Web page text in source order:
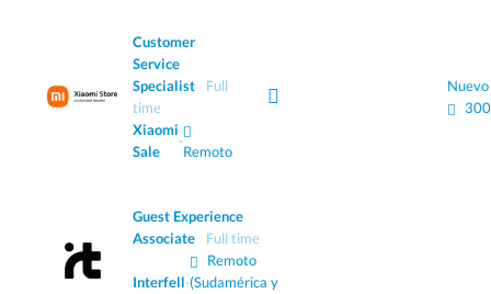
Customer
Service
Specialist
Full
time
Xiaomi
Sale
·
Remoto
Nuevo
Guest Experience
Associate
Full time
Interfell·
Remoto
(Sudamérica y